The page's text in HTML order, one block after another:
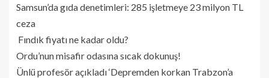
Samsun’da gıda denetimleri: 285 işletmeye 23 milyon TL
ceza
Fındık fiyatı ne kadar oldu?
Ordu’nun misafir odasına sıcak dokunuş!
Ünlü profesör açıkladı ‘Depremden korkan Trabzon’a